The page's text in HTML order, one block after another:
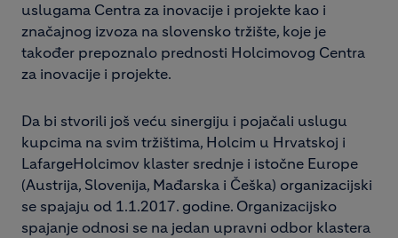
uslugama Centra za inovacije i projekte kao i
značajnog izvoza na slovensko tržište, koje je
također prepoznalo prednosti Holcimovog Centra
za inovacije i projekte.
Da bi stvorili još veću sinergiju i pojačali uslugu
kupcima na svim tržištima, Holcim u Hrvatskoj i
LafargeHolcimov klaster srednje i istočne Europe
(Austrija, Slovenija, Mađarska i Češka) organizacijski
se spajaju od 1.1.2017. godine. Organizacijsko
spajanje odnosi se na jedan upravni odbor klastera